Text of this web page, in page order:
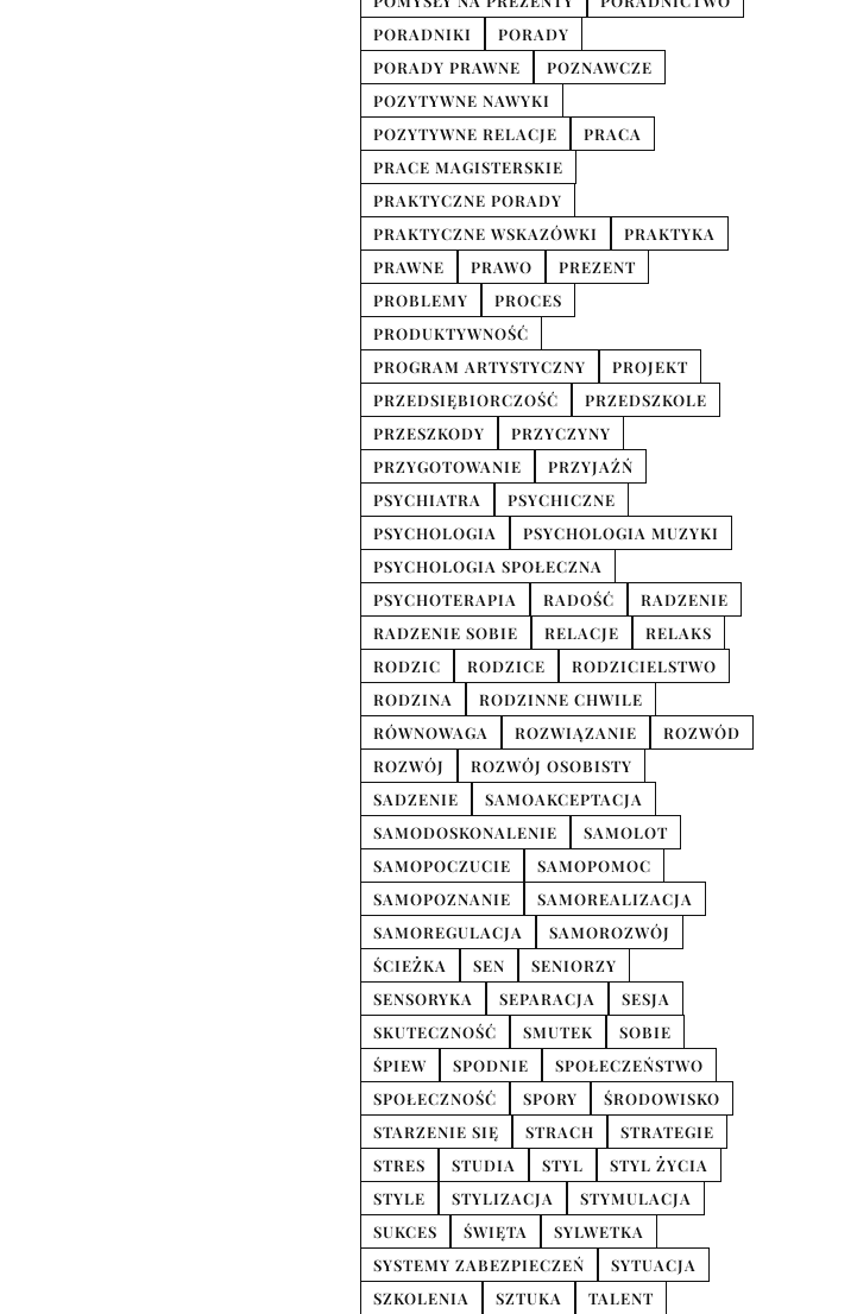
PORADNIKI
PORADY
PORADY PRAWNE
POZNAWCZE
POZYTYWNE NAWYKI
POZYTYWNE RELACJE
PRACA
PRACE MAGISTERSKIE
PRAKTYCZNE PORADY
PRAKTYCZNE WSKAZÓWKI
PRAKTYKA
PRAWNE
PRAWO
PREZENT
PROBLEMY
PROCES
PRODUKTYWNOŚĆ
PROGRAM ARTYSTYCZNY
PROJEKT
PRZEDSIĘBIORCZOŚĆ
PRZEDSZKOLE
PRZESZKODY
PRZYCZYNY
PRZYGOTOWANIE
PRZYJAŹŃ
PSYCHIATRA
PSYCHICZNE
PSYCHOLOGIA
PSYCHOLOGIA MUZYKI
PSYCHOLOGIA SPOŁECZNA
PSYCHOTERAPIA
RADOŚĆ
RADZENIE
RADZENIE SOBIE
RELACJE
RELAKS
RODZIC
RODZICE
RODZICIELSTWO
RODZINA
RODZINNE CHWILE
RÓWNOWAGA
ROZWIĄZANIE
ROZWÓD
ROZWÓJ
ROZWÓJ OSOBISTY
SADZENIE
SAMOAKCEPTACJA
SAMODOSKONALENIE
SAMOLOT
SAMOPOCZUCIE
SAMOPOMOC
SAMOPOZNANIE
SAMOREALIZACJA
SAMOREGULACJA
SAMOROZWÓJ
ŚCIEŻKA
SEN
SENIORZY
SENSORYKA
SEPARACJA
SESJA
SKUTECZNOŚĆ
SMUTEK
SOBIE
ŚPIEW
SPODNIE
SPOŁECZEŃSTWO
SPOŁECZNOŚĆ
SPORY
ŚRODOWISKO
STARZENIE SIĘ
STRACH
STRATEGIE
STRES
STUDIA STYL
STYL ŻYCIA
STYLE
STYLIZACJA
STYMULACJA
SUKCES
ŚWIĘTA
SYLWETKA
SYSTEMY ZABEZPIECZEŃ
SYTUACJA
SZKOLENIA
SZTUKA TALENT